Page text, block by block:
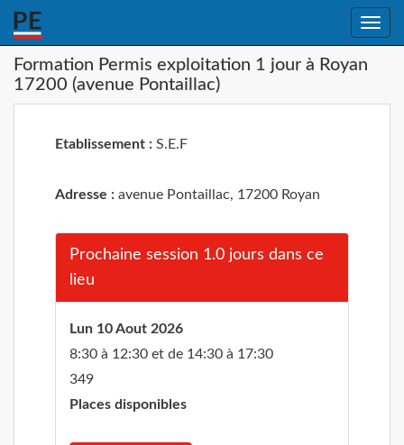
Toggle
Formation Permis exploitation 1 jour à Royan
17200 (avenue Pontaillac)
Etablissement : S.E.F
Adresse : avenue Pontaillac, 17200 Royan
Prochaine session 1.0 jours dans ce
lieu
Lun 10 Aout 2026
8:30 à 12:30 et de 14:30 à 17:30
349
Places disponibles